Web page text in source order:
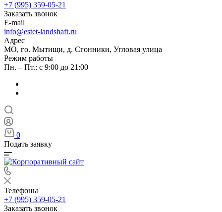
+7 (995) 359-05-21
Заказать звонок
E-mail
info@estet-landshaft.ru
Адрес
МО, го. Мытищи, д. Сгонники, Угловая улица
Режим работы
Пн. – Пт.: с 9:00 до 21:00
0
Подать заявку
Телефоны
+7 (995) 359-05-21
Заказать звонок